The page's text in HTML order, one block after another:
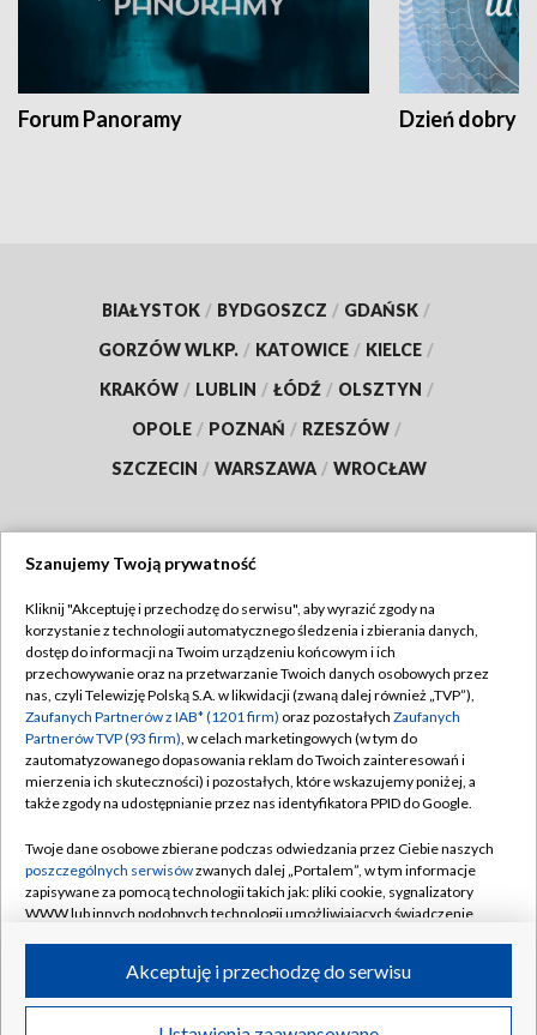
Forum Panoramy Dzień dobry
BIAŁYSTOK / BYDGOSZCZ / GDAŃSK /
GORZÓW WLKP. / KATOWICE / KIELCE /
KRAKÓW / LUBLIN / ŁÓDŹ / OLSZTYN /
OPOLE / POZNAŃ / RZESZÓW /
SZCZECIN / WARSZAWA / WROCŁAW
TVP
Abonament TVP
Emisja w TVP
Centrum informacji TVP
Naziemna Telewizja Cyfrowa
Rada Programowa
System NOS
Informacje o nadawcy
Program dla prasy
Regulamin TVP
Polityka prywatności
Moje zgody
Pomoc
Kontakt
Kanały
©2026 Telewizja Polska S.A. w likwidacji
Szanujemy Twoją prywatność
Kliknij "Akceptuję i przechodzę do serwisu", aby wyrazić zgody na
korzystanie z technologii automatycznego śledzenia i zbierania danych,
dostęp do informacji na Twoim urządzeniu końcowym i ich
przechowywanie oraz na przetwarzanie Twoich danych osobowych przez
nas, czyli Telewizję Polską S.A. w likwidacji (zwaną dalej również „TVP”),
Zaufanych Partnerów z IAB* (1201 firm) oraz pozostałych Zaufanych
Partnerów TVP (93 firm), w celach marketingowych (w tym do
zautomatyzowanego dopasowania reklam do Twoich zainteresowań i
mierzenia ich skuteczności) i pozostałych, które wskazujemy poniżej, a
także zgody na udostępnianie przez nas identyfikatora PPID do Google.
Twoje dane osobowe zbierane podczas odwiedzania przez Ciebie naszych
poszczególnych serwisówzwanych dalej „Portalem”, w tym informacje
zapisywane za pomocą technologii takich jak: pliki cookie, sygnalizatory
WWW lub innych podobnych technologii umożliwiających świadczenie
ruchu w Internecie.
Twoje dane osobowe zbierane podczas odwiedzania przez Ciebie
Akceptuję i przechodzę do serwisu